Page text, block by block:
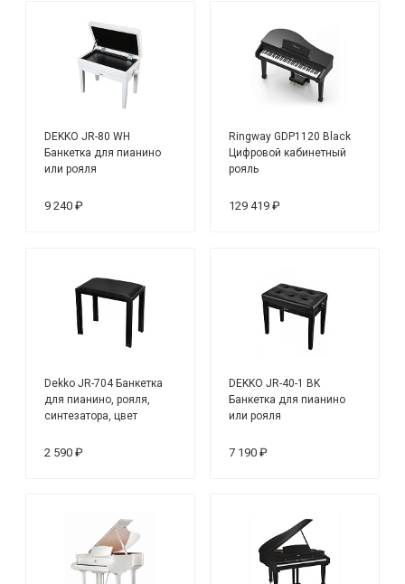
DEKKO JR-80 WH
Банкетка для пианино
или рояля
9 240 ₽
Ringway GDP1120 Black
Цифровой кабинетный
рояль
129 419 ₽
Dekko JR-704 Банкетка
для пианино, рояля,
синтезатора, цвет
2 590 ₽
DEKKO JR-40-1 BK
Банкетка для пианино
или рояля
7 190 ₽